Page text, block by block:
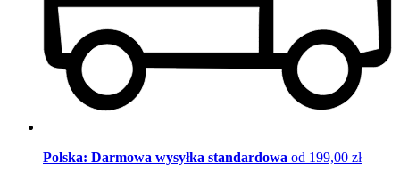
Polska: Darmowa wysyłka standardowa od 199,00 zł